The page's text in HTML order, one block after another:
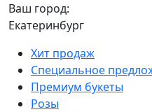
Ваш город:
Екатеринбург
Хит продаж
Специальное
Премиум букеты
Розы